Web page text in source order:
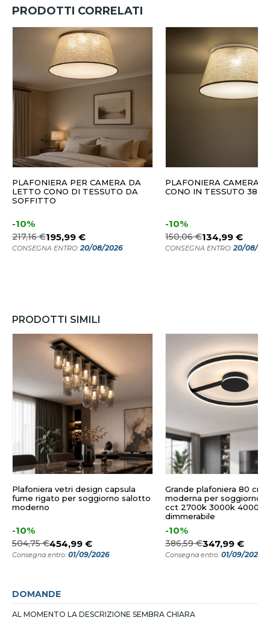
PRODOTTI CORRELATI
PLAFONIERA PER CAMERA DA
LETTO CONO DI TESSUTO DA
SOFFITTO
-10%
217,16 €195,99 €
CONSEGNA ENTRO:20/08/2026
PLAFONIERA CAMERA
CONO IN TESSUTO 38
-10%
150,06 €134,99 €
CONSEGNA ENTRO:20/08/
PRODOTTI SIMILI
Plafoniera vetri design capsula
fume rigato per soggiorno salotto
moderno
-10%
504,75 €454,99 €
Consegna entro: 01/09/2026
Grande plafoniera 80 cm
moderna per soggiorno
cct 2700k 3000k 4000k
dimmerabile
-10%
386,59 €347,99 €
Consegna entro: 01/09/2026
DOMANDE
AL MOMENTO LA DESCRIZIONE SEMBRA CHIARA